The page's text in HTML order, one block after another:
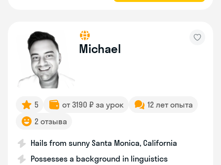
Michael
5 от 3190 ₽ за урок
12 лет опыта
2 отзыва
Hails from sunny Santa Monica, California
Possesses a background in linguistics